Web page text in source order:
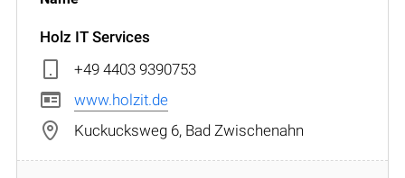
Holz IT Services
+49 4403 9390753
www.holzit.de
Kuckucksweg 6, Bad Zwischenahn